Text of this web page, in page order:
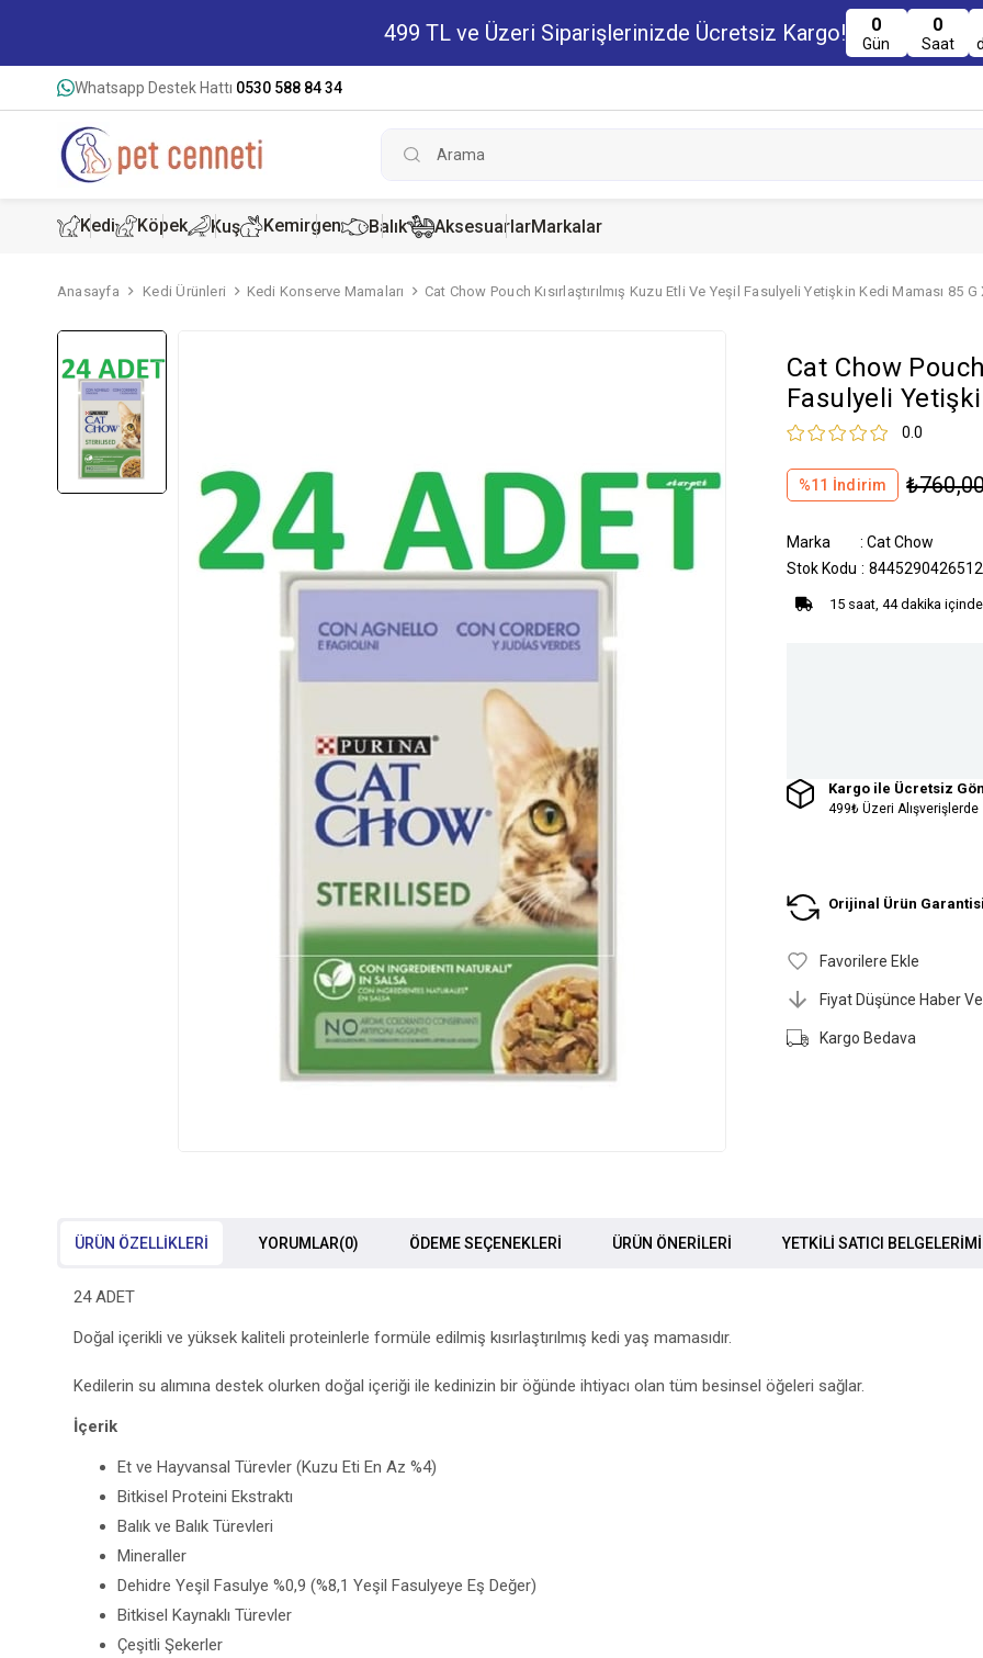
499 TL ve Üzeri Siparişlerinizde Ücretsiz Kargo! 0
Gün
0
Saat
Whatsapp Destek Hattı 0530 588 84 34
Kedi Köpek Kuş Kemirgen Balık AksesuarlarMarkalar
Anasayfa Kedi Ürünleri Kedi Konserve Mamaları Cat Chow Pouch Kısırlaştırılmış Kuzu Etli Ve Yeşil Fasulyeli Yetişkin Kedi Maması 85
Cat Chow
Fasulyeli
0.0
%11 İndirim
Marka : Cat Chow
Stok Kodu
15 saat, 44 dakika
Kargo ile Ücretsiz
499₺ Üzeri Alışverişlerde
Orijinal Ürün
Favorilere Ekle
Fiyat Düşünce Haber
Kargo Bedava
ÜRÜN ÖZELLIKLERI YORUMLAR(0) ÖDEME SEÇENEKLERI ÜRÜN ÖNERILERI YETKİLİ SATICI
24 ADET
Doğal içerikli ve yüksek kaliteli proteinlerle formüle edilmiş kısırlaştırılmış kedi yaş mamasıdır.
Kedilerin su alımına destek olurken doğal içeriği ile kedinizin bir öğünde ihtiyacı olan tüm besinsel öğeleri sağlar.
İçerik​
Et ve Hayvansal Türevler (Kuzu Eti En Az %4)
Bitkisel Proteini Ekstraktı
Balık ve Balık Türevleri
Mineraller
Dehidre Yeşil Fasulye %0,9 (%8,1 Yeşil Fasulyeye Eş Değer)
Bitkisel Kaynaklı Türevler
Çeşitli Şekerler